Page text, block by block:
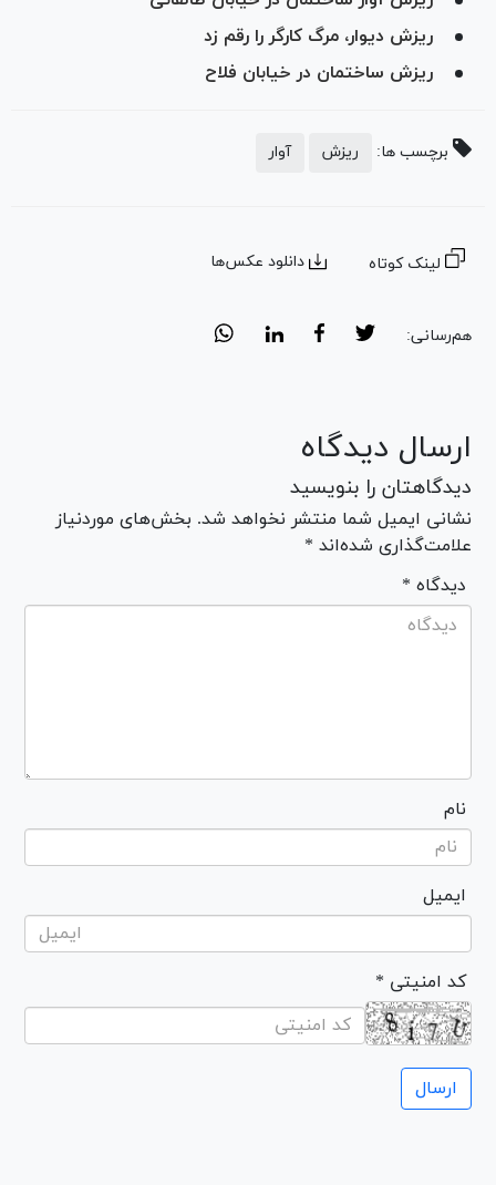
ریزش دیوار، مرگ کارگر را رقم زد
ریزش ساختمان در خیابان فلاح
برچسب ها: ریزش آوار
لینک کوتاه دانلود عکس‌ها
هم‌رسانی:
ارسال دیدگاه
دیدگاهتان را بنویسید
نشانی ایمیل شما منتشر نخواهد شد. بخش‌های موردنیاز
علامت‌گذاری شده‌اند *
* دیدگاه
نام
ایمیل
* کد امنیتی